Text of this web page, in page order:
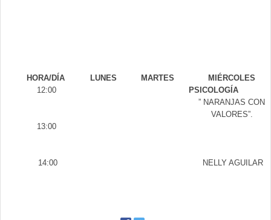
HORA/DÍA LUNES MARTES
MIÉRCOLES
12:00
PSICOLOGÍA
” NARANJAS CON
VALORES”.
13:00
14:00 NELLY AGUILAR